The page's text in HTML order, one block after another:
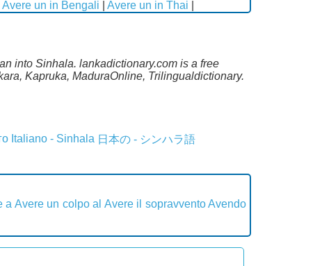
Avere un in Bengali Avere un in Thai
into Sinhala. lankadictionary.com is a free
Kapruka, MaduraOnline, Trilingualdictionary.
Italiano - Sinhala 日本の - シンハラ語
a Avere un colpo al Avere il sopravvento Avendo